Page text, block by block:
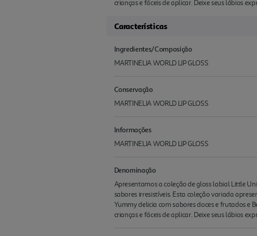
crianças e fáceis de aplicar. Deixe seus lábios
Características
Ingredientes/Composição
MARTINELIA WORLD LIP GLOSS
Conservação
MARTINELIA WORLD LIP GLOSS
Informações
MARTINELIA WORLD LIP GLOSS
Denominação
Apresentamos a coleção de gloss labial Little
sabores irresistíveis. Esta coleção variada
Yummy delicia com sabores doces e frutados
crianças e fáceis de aplicar. Deixe seus lábios